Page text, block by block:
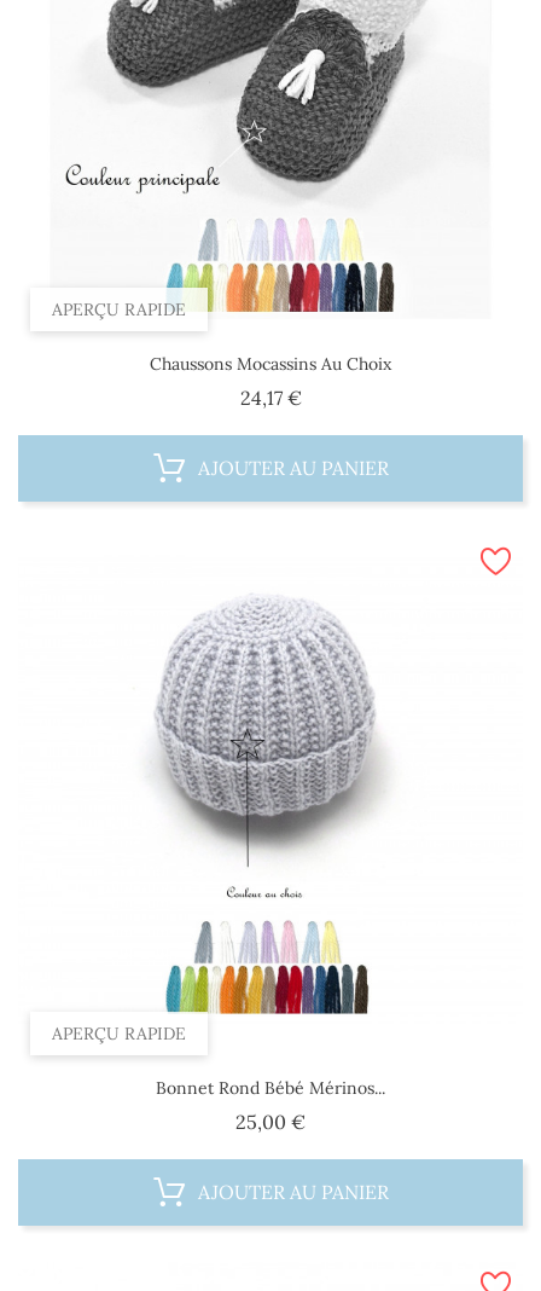
APERÇU RAPIDE
Chaussons Mocassins Au Choix
24,17 €Prix
AJOUTER AU PANIER
APERÇU RAPIDE
Bonnet Rond Bébé Mérinos...
25,00 €Prix
AJOUTER AU PANIER